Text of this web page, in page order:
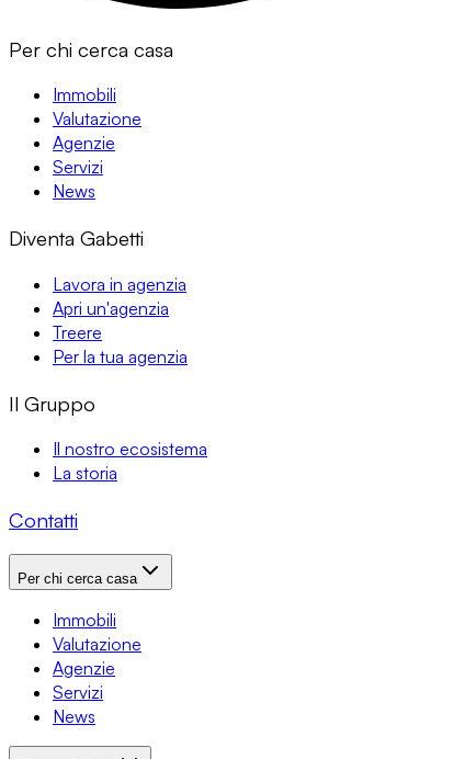
Per chi cerca casa
Immobili
Valutazione
Agenzie
Servizi
News
Diventa Gabetti
Lavora in agenzia
Apri un'agenzia
Treere
Per la tua agenzia
Il Gruppo
Il nostro ecosistema
La storia
Contatti
Per chi cerca casa
Immobili
Valutazione
Agenzie
Servizi
News